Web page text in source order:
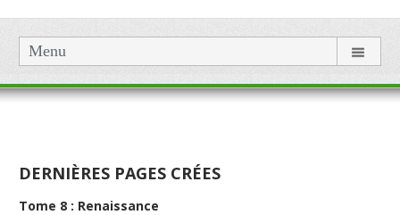
Menu
DERNIÈRES PAGES CRÉES
Tome 8 : Renaissance